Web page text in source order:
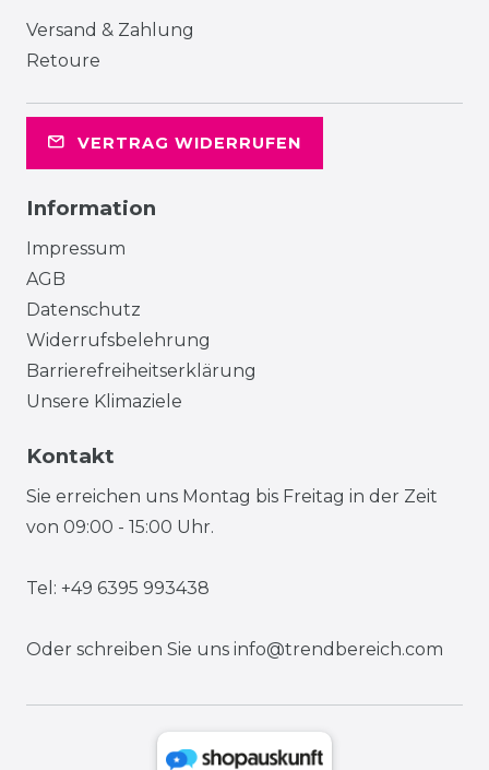
Versand & Zahlung
Retoure
VERTRAG WIDERRUFEN
Information
Impressum
AGB
Datenschutz
Widerrufsbelehrung
Barrierefreiheitserklärung
Unsere Klimaziele
Kontakt
Sie erreichen uns Montag bis Freitag in der Zeit
von 09:00 - 15:00 Uhr.
Tel: +49 6395 993438
Oder schreiben Sie uns info@trendbereich.com